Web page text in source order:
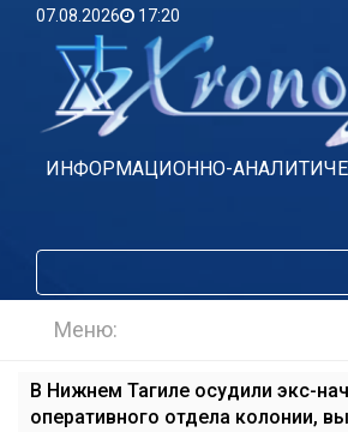
07.08.2026 17:20
ИНФОРМАЦИОННО-
Меню:
В Нижнем Тагиле осудили экс-
оперативного отдела колонии,